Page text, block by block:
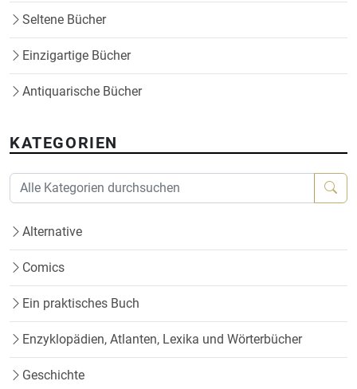
Seltene Bücher
Einzigartige Bücher
Antiquarische Bücher
KATEGORIEN
Alternative
Comics
Ein praktisches Buch
Enzyklopädien, Atlanten, Lexika und Wörterbücher
Geschichte